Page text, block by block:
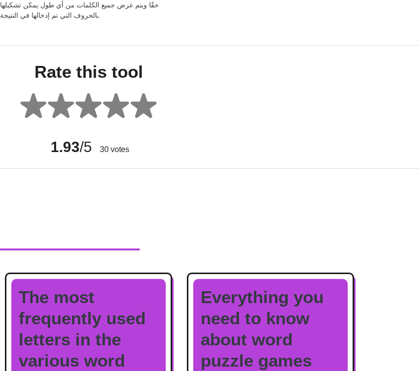
حقًا ويتم عرض جميع الكلمات من أي طول يمكن تشكيلها
Rate this tool
1.93/5 30votes
The most
frequently used
letters in the
various word
Everything you
need to know
about word
puzzle games